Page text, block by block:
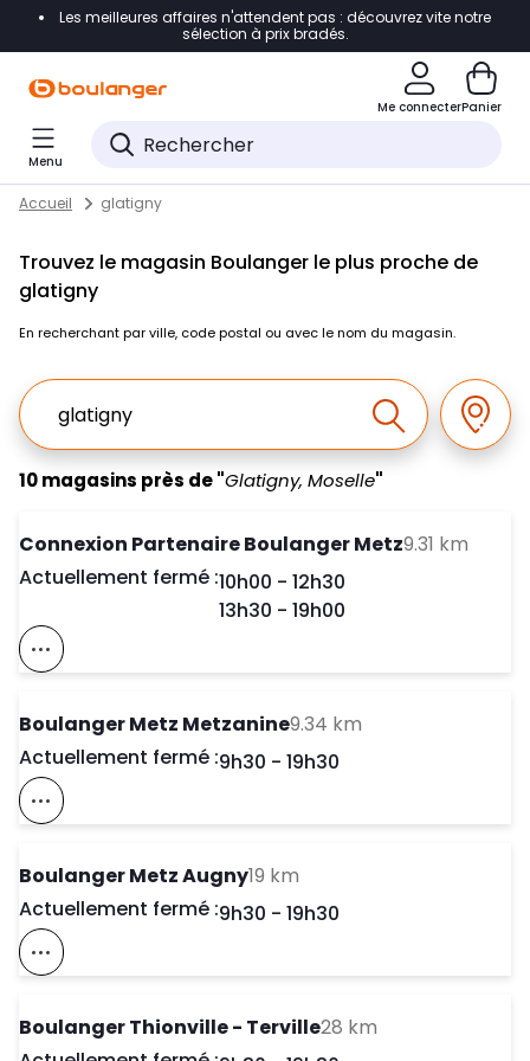
Accéder directement à la navigation
Accéder directement au pied de page
Accéder directement au chatbot
Les meilleures affaires n'attendent pas : découvrez vite notre
sélection à prix bradés.
Me connecterPanier
Menu
Skip to content
Return to Nav
Accueil glatigny
Trouvez le magasin Boulanger le plus proche de
glatigny
En recherchant par ville, code postal ou avec le nom du magasin.
Ville, Region, Code postal ou Ville & Pays
Effectuer la
10 magasins près de "Glatigny, Moselle"
Connexion Partenaire Boulanger Metz9.31 km
Actuellement fermé :Day of the Week
10h00 - 12h30
13h30 - 19h00
Voir Ce Magasin Sur La Carte
Boulanger Metz Metzanine9.34 km
Actuellement fermé :Day of the Week
9h30 - 19h30
Voir Ce Magasin Sur La Carte
Boulanger Metz Augny19 km
Actuellement fermé :Day of the Week
9h30 - 19h30
Voir Ce Magasin Sur La Carte
Boulanger Thionville - Terville28 km